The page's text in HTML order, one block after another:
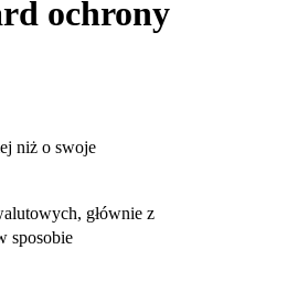
ochrony
niż o swoje
głównie z
sposobie